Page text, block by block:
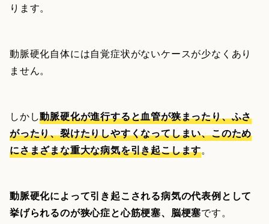
ります。
動脈硬化自体には自覚症状がないケースが少なくあり
ません。
しかし動脈硬化が進行すると血管が狭まったり、ふさ
がったり、裂けたりしやすくなってしまい、このため
にさまざまな重大な病気を引き起こします。
動脈硬化によって引き起こされる病気の代表例として
挙げられるのが狭心症と心筋梗塞、脳梗塞です。